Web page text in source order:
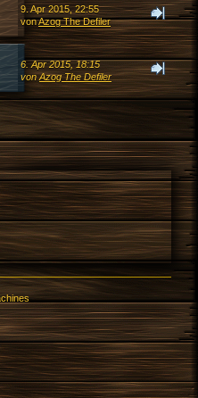
9. Apr 2015, 22:55
vonAzog The Defiler
6. Apr 2015, 18:15
vonAzog The Defiler